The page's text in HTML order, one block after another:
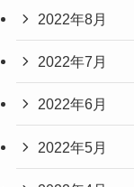
2022年8月
2022年7月
2022年6月
2022年5月